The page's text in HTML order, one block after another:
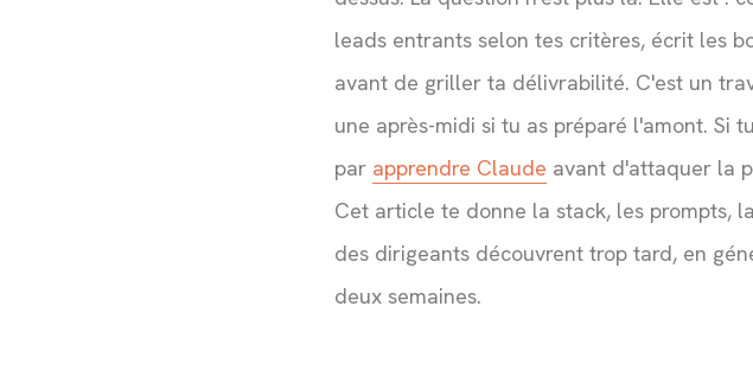
leads entrants selon tes critères, écrit les
avant de griller ta délivrabilité. C'est un
une après-midi si tu as préparé l'amont. Si
par apprendre Claude avant d'attaquer la
Cet article te donne la stack, les prompts,
des dirigeants découvrent trop tard, en
deux semaines.